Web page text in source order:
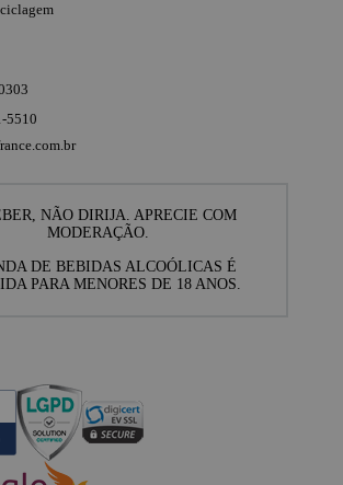
5510
NÃO DIRIJA. APRECIE COM
MODERAÇÃO.
DE BEBIDAS ALCOÓLICAS É
PARA MENORES DE 18 ANOS.